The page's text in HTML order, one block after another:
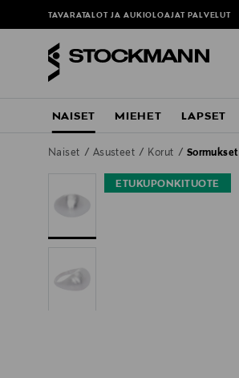
TAVARATALOT JA AUKIOLOAJAT PALVELUT
NAISET MIEHET LAPSET
Naiset Asusteet Korut Sormukset
ETUKUPONKITUOTE